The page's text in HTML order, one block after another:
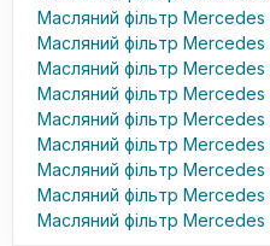
Масляний фільтр Mercedes
Масляний фільтр Mercedes
Масляний фільтр Mercedes
Масляний фільтр Mercedes
Масляний фільтр Mercedes
Масляний фільтр Mercedes
Масляний фільтр Mercedes
Масляний фільтр Mercedes
Масляний фільтр Mercedes